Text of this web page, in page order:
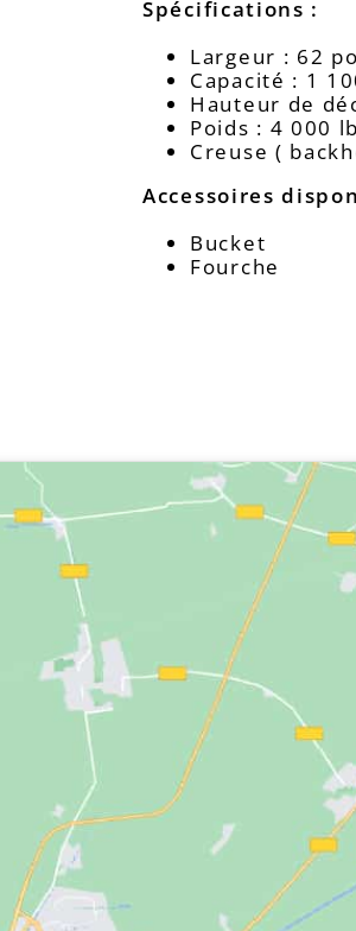
Spécifications :
Largeur : 62
Capacité : 1
Hauteur de
Poids : 4 000
Creuse (
Accessoires
Bucket
Fourche